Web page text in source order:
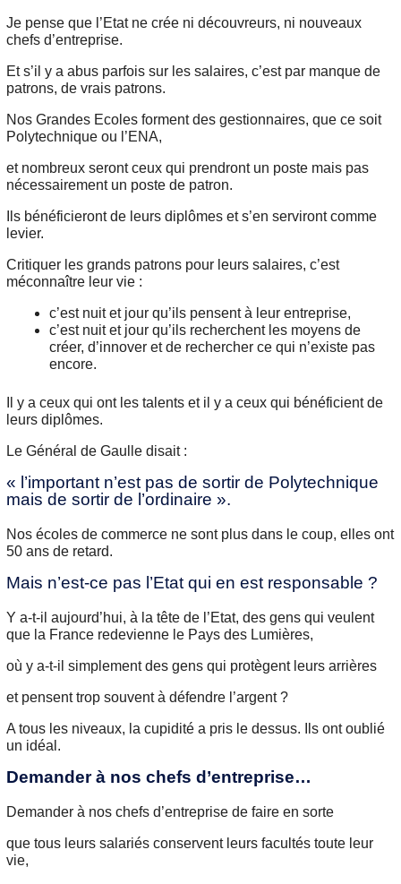
Je pense que l’Etat ne crée ni découvreurs, ni nouveaux
chefs d’entreprise.
Et s’il y a abus parfois sur les salaires, c’est par manque de
patrons, de vrais patrons.
Nos Grandes Ecoles forment des gestionnaires, que ce soit
Polytechnique ou l’ENA,
et nombreux seront ceux qui prendront un poste mais pas
nécessairement un poste de patron.
Ils bénéficieront de leurs diplômes et s’en serviront comme
levier.
Critiquer les grands patrons pour leurs salaires, c’est
méconnaître leur vie :
c’est nuit et jour qu’ils pensent à leur entreprise,
c’est nuit et jour qu’ils recherchent les moyens de
créer, d’innover et de rechercher ce qui n’existe pas
encore.
Il y a ceux qui ont les talents et il y a ceux qui bénéficient de
leurs diplômes.
Le Général de Gaulle disait :
« l’important n’est pas de sortir de Polytechnique
mais de sortir de l’ordinaire ».
Nos écoles de commerce ne sont plus dans le coup, elles ont
50 ans de retard.
Mais n’est-ce pas l’Etat qui en est responsable ?
Y a-t-il aujourd’hui, à la tête de l’Etat, des gens qui veulent
que la France redevienne le Pays des Lumières,
où y a-t-il simplement des gens qui protègent leurs arrières
et pensent trop souvent à défendre l’argent ?
A tous les niveaux, la cupidité a pris le dessus. Ils ont oublié
un idéal.
Demander à nos chefs d’entreprise…
Demander à nos chefs d’entreprise de faire en sorte
que tous leurs salariés conservent leurs facultés toute leur
vie,